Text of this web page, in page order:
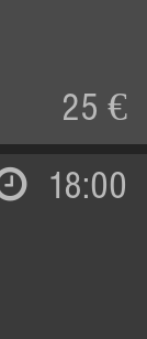
25 €
18:00